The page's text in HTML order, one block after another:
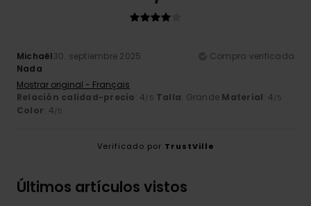
Michaël30. septiembre 2025
Compra verificada
Nada
Mostrar original - Français
Relación calidad-precio: 4/5 Talla: Grande Material: 4/5
Color: 4/5
Verificado por TrustVille
Últimos artículos vistos